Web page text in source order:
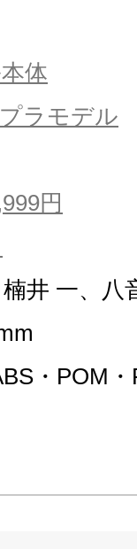
体
ラモデル
円
井 一、八
・POM